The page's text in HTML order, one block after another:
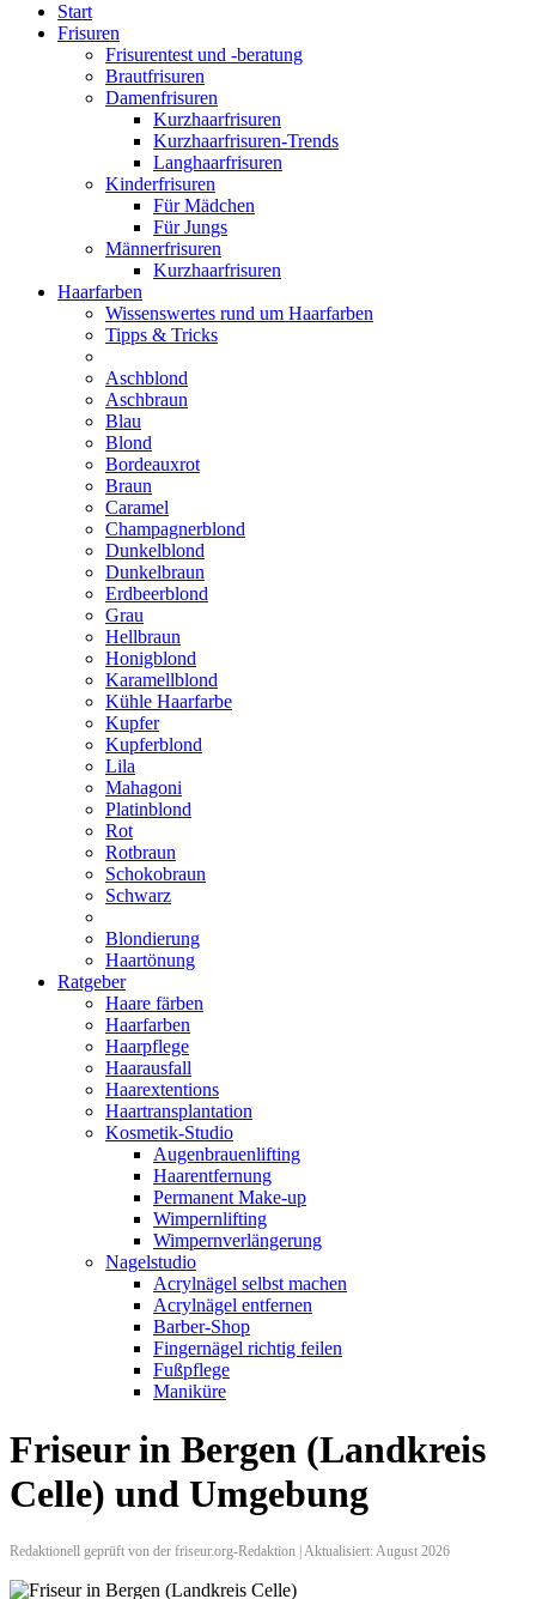
Start
Frisuren
Frisurentest und -beratung
Brautfrisuren
Damenfrisuren
Kurzhaarfrisuren
Kurzhaarfrisuren-Trends
Langhaarfrisuren
Kinderfrisuren
Für Mädchen
Für Jungs
Männerfrisuren
Kurzhaarfrisuren
Haarfarben
Wissenswertes rund um Haarfarben
Tipps & Tricks
Aschblond
Aschbraun
Blau
Blond
Bordeauxrot
Braun
Caramel
Champagnerblond
Dunkelblond
Dunkelbraun
Erdbeerblond
Grau
Hellbraun
Honigblond
Karamellblond
Kühle Haarfarbe
Kupfer
Kupferblond
Lila
Mahagoni
Platinblond
Rot
Rotbraun
Schokobraun
Schwarz
Blondierung
Haartönung
Ratgeber
Haare färben
Haarfarben
Haarpflege
Haarausfall
Haarextentions
Haartransplantation
Kosmetik-Studio
Augenbrauenlifting
Haarentfernung
Permanent Make-up
Wimpernlifting
Wimpernverlängerung
Nagelstudio
Acrylnägel selbst machen
Acrylnägel entfernen
Barber-Shop
Fingernägel richtig feilen
Fußpflege
Maniküre
Friseur in Bergen (Landkreis
Celle) und Umgebung
Redaktionell geprüft von der friseur.org-Redaktion | Aktualisiert: August 2026